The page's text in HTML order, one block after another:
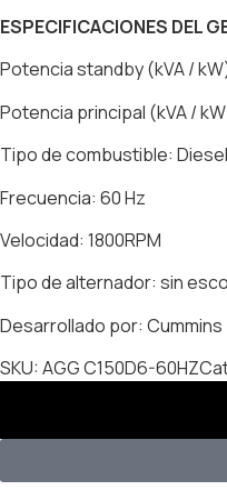
ESPECIFICACIONES DEL
Potencia standby (kVA /
Potencia principal (kVA /
Tipo de combustible: Diesel
Frecuencia: 60 Hz
Velocidad: 1800RPM
Tipo de alternador: sin
Desarrollado por: Cummins
SKU:AGG C150D6-60HZ